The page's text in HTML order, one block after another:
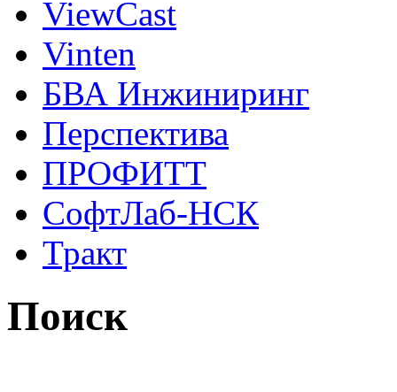
ViewCast
Vinten
БВА Инжиниринг
Перспектива
ПРОФИТТ
СофтЛаб-НСК
Тракт
Поиск